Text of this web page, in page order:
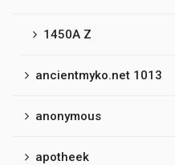
1450A Z
ancientmyko.net 1013
anonymous
apotheek